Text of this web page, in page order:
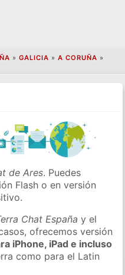
» GALICIA » A CORUÑA »
de Ares. Puedes
Flash o en versión
Chat España y el
ofrecemos versión
iPhone, iPad e incluso
como para el Latin